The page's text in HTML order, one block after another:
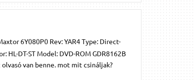
6Y080P0 Rev: YAR4 Type: Direct-
HL-DT-ST Model: DVD-ROM GDR8162B
olvasó van benne. mot mit csináljak?